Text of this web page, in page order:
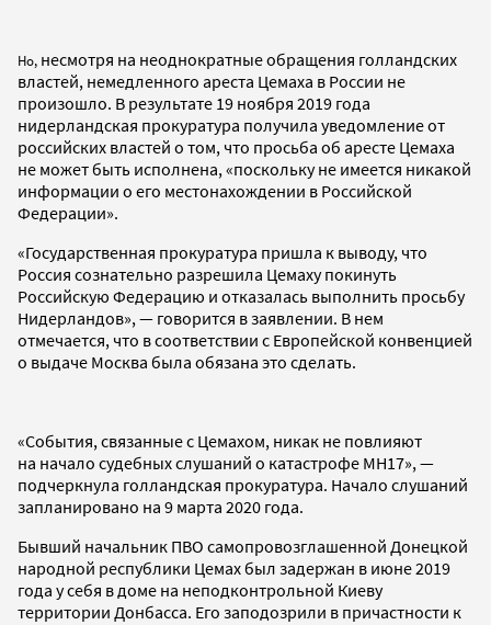
Но, несмотря на неоднократные обращения голландских
властей, немедленного ареста Цемаха в России не
произошло. В результате 19 ноября 2019 года
нидерландская прокуратура получила уведомление от
российских властей о том, что просьба об аресте Цемаха
не может быть исполнена, «поскольку не имеется никакой
информации о его местонахождении в Российской
Федерации».
«Государственная прокуратура пришла к выводу, что
Россия сознательно разрешила Цемаху покинуть
Российскую Федерацию и отказалась выполнить просьбу
Нидерландов», — говорится в заявлении. В нем
отмечается, что в соответствии с Европейской конвенцией
о выдаче Москва была обязана это сделать.
«События, связанные с Цемахом, никак не повлияют
на начало судебных слушаний о катастрофе MH17», —
подчеркнула голландская прокуратура. Начало слушаний
запланировано на 9 марта 2020 года.
Бывший начальник ПВО самопровозглашенной Донецкой
народной республики Цемах был задержан в июне 2019
года у себя в доме на неподконтрольной Киеву
территории Донбасса. Его заподозрили в причастности к